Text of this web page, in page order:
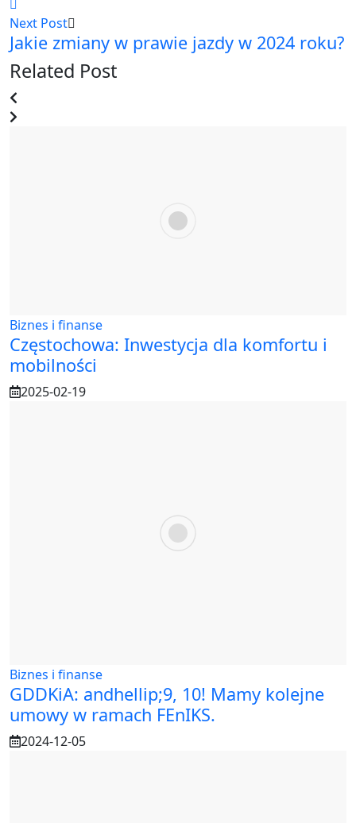
Next Post
Jakie zmiany w prawie jazdy w 2024 roku?
Related Post
Biznes i finanse
Częstochowa: Inwestycja dla komfortu i
mobilności
2025-02-19
Biznes i finanse
GDDKiA: andhellip;9, 10! Mamy kolejne
umowy w ramach FEnIKS.
2024-12-05